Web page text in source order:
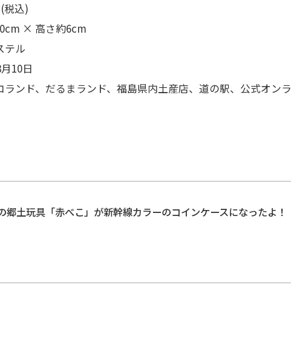
込)
× 高さ約6cm
ル
10日
ンド、だるまランド、福島県内土産店、道の駅、 公式オンラ
郷土玩具「赤べこ」が新幹線カラーのコインケースになったよ！